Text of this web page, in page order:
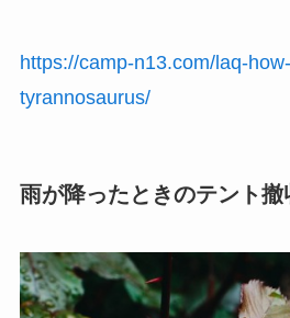
https://camp-n13.com/laq-
tyrannosaurus/
雨が降ったときのテント撤